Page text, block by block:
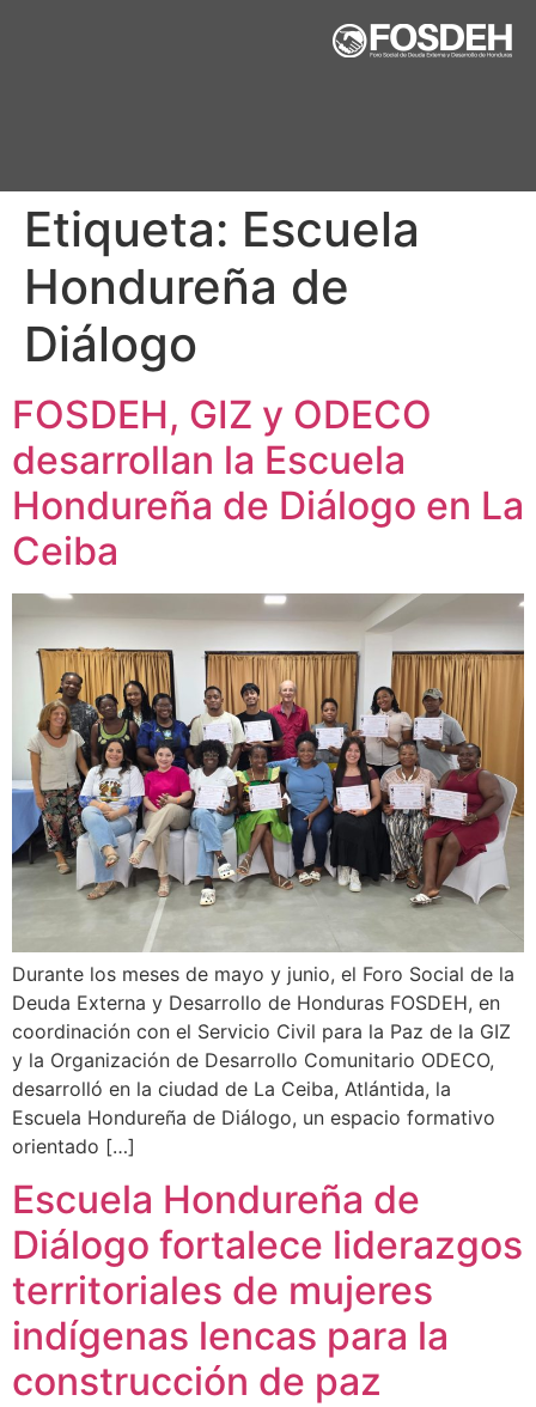
Etiqueta: Escuela
Hondureña de
Diálogo
FOSDEH, GIZ y ODECO
desarrollan la Escuela
Hondureña de Diálogo en La
Ceiba
Durante los meses de mayo y junio, el Foro Social de la
Deuda Externa y Desarrollo de Honduras FOSDEH, en
coordinación con el Servicio Civil para la Paz de la GIZ
y la Organización de Desarrollo Comunitario ODECO,
desarrolló en la ciudad de La Ceiba, Atlántida, la
Escuela Hondureña de Diálogo, un espacio formativo
orientado […]
Escuela Hondureña de
Diálogo fortalece liderazgos
territoriales de mujeres
indígenas lencas para la
construcción de paz